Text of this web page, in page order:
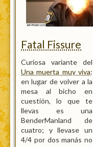
Fatal Fissure
Curiosa variante del
Una muerta muy viva:
en lugar de volver a la
mesa al bicho en
cuestión, lo que te
llevas es una
BenderManland de
cuatro; y llevase un
4/4 por dos manás no